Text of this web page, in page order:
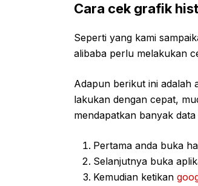
Cara cek grafik
Seperti yang kami
alibaba perlu melakukan
Adapun berikut ini adalah
lakukan dengan cepat,
mendapatkan banyak
Pertama anda buka
Selanjutnya buka
Kemudian ketikan